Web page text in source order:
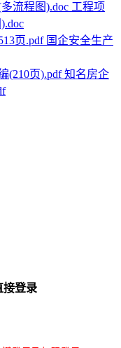
工程项
国企安全生产
知名房企
接登录